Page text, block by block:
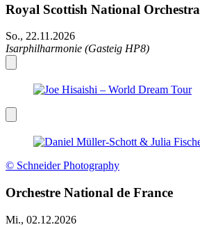
Royal Scottish National Orchestra
So., 22.11.2026
Isarphilharmonie (Gasteig HP8)
© Schneider Photography
Orchestre National de France
Mi., 02.12.2026